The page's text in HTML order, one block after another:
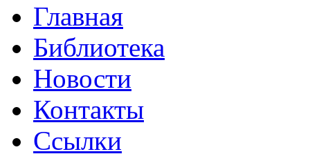
Главная
Библиотека
Новости
Контакты
Ссылки